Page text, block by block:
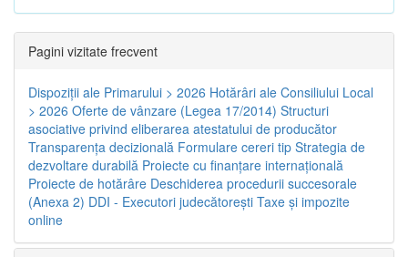
Pagini vizitate frecvent
Dispoziţii ale Primarului > 2026 Hotărâri ale Consiliului Local
> 2026 Oferte de vânzare (Legea 17/2014) Structuri
asociative privind eliberarea atestatului de producător
Transparenţa decizională Formulare cereri tip Strategia de
dezvoltare durabilă Proiecte cu finanţare internaţională
Proiecte de hotărâre Deschiderea procedurii succesorale
(Anexa 2) DDI - Executori judecătorești Taxe şi impozite
online